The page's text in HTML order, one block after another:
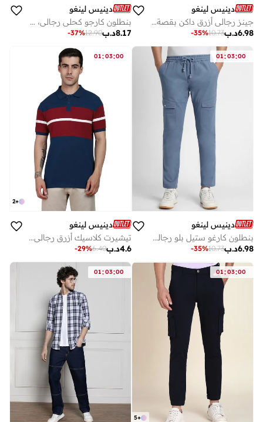
دينيس لينغو
جينز رجالي أزرق داكن بقصة ضيقة ومرونة عالية
د.ب6.98
10.73
-35%
دينيس لينغو
بنطلون كارجو كحلي رجالي، قصة ضيقة، قطن لايكرا
د.ب8.17
12.90
-37%
01:03:00
دينيس لينغو
بنطلون كارغو ستيل بلو رجالي بقصة ضيقة
د.ب6.98
10.73
-35%
01:03:00
+
2
دينيس لينغو
تيشيرت كلاسيك أزرق رجالي قطن 100% بقصة عادية
د.ب4.6
6.40
-29%
01:03:00
+
5
01:03:00